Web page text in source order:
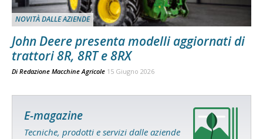
NOVITÀ DALLE AZIENDE
John Deere presenta modelli aggiornati di
trattori 8R, 8RT e 8RX
Di Redazione Macchine Agricole 15 Giugno 2026
E-magazine
Tecniche, prodotti e servizi dalle aziende